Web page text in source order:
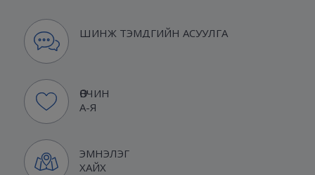
ШИНЖ ТЭМДГИЙН АСУУЛГА
ӨВЧИН
А-Я
ЭМНЭЛЭГ
ХАЙХ